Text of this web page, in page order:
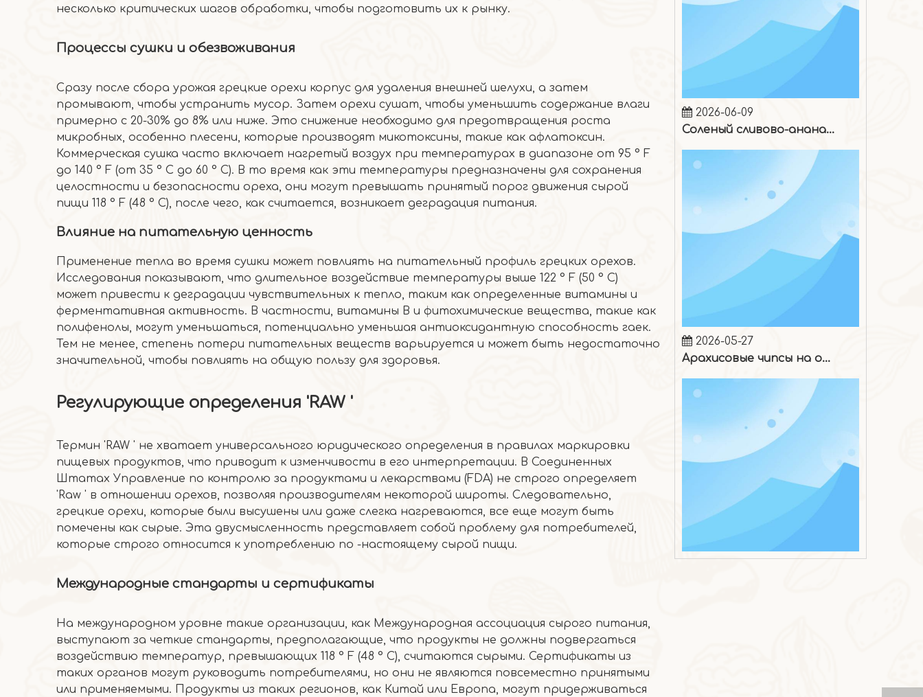
несколько критических шагов обработки, чтобы подготовить их к рынку.
Процессы сушки и обезвоживания
Сразу после сбора урожая грецкие орехи корпус для удаления внешней шелухи, а затем
промывают, чтобы устранить мусор. Затем орехи сушат, чтобы уменьшить содержание влаги
примерно с 20-30% до 8% или ниже. Это снижение необходимо для предотвращения роста
микробных, особенно плесени, которые производят микотоксины, такие как афлатоксин.
Коммерческая сушка часто включает нагретый воздух при температурах в диапазоне от 95 ° F
до 140 ° F (от 35 ° C до 60 ° C). В то время как эти температуры предназначены для сохранения
целостности и безопасности ореха, они могут превышать принятый порог движения сырой
пищи 118 ° F (48 ° C), после чего, как считается, возникает деградация питания.
Влияние на питательную ценность
Применение тепла во время сушки может повлиять на питательный профиль грецких орехов.
Исследования показывают, что длительное воздействие температуры выше 122 ° F (50 ° C)
может привести к деградации чувствительных к тепло, таким как определенные витамины и
ферментативная активность. В частности, витамины B и фитохимические вещества, такие как
полифенолы, могут уменьшаться, потенциально уменьшая антиоксидантную способность гаек.
Тем не менее, степень потери питательных веществ варьируется и может быть недостаточно
значительной, чтобы повлиять на общую пользу для здоровья.
Регулирующие определения 'RAW '
Термин 'RAW ' не хватает универсального юридического определения в правилах маркировки
пищевых продуктов, что приводит к изменчивости в его интерпретации. В Соединенных
Штатах Управление по контролю за продуктами и лекарствами (FDA) не строго определяет
'Raw ' в отношении орехов, позволяя производителям некоторой широты. Следовательно,
грецкие орехи, которые были высушены или даже слегка нагреваются, все еще могут быть
помечены как сырые. Эта двусмысленность представляет собой проблему для потребителей,
которые строго относится к употреблению по -настоящему сырой пищи.
Международные стандарты и сертификаты
На международном уровне такие организации, как Международная ассоциация сырого питания,
выступают за четкие стандарты, предполагающие, что продукты не должны подвергаться
воздействию температур, превышающих 118 ° F (48 ° C), считаются сырыми. Сертификаты из
таких органов могут руководить потребителями, но они не являются повсеместно принятыми
или применяемыми. Продукты из таких регионов, как Китай или Европа, могут придерживаться
Печенье из коричневого риса с сыром и водорослями, кешью